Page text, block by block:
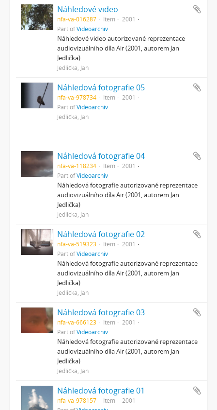
Náhledové video
nfa-va-016287 Item
2001
Part ofVideoarchiv
Náhledové video autorizované reprezentace
audiovizuálního díla Air (2001, autorem Jan
Jedlička)
Jedlička, Jan
Náhledová fotografie 05
nfa-va-978734 Item
2001
Part ofVideoarchiv
Jedlička, Jan
Náhledová fotografie 04
nfa-va-118234 Item
2001
Part ofVideoarchiv
Náhledová fotografie autorizované reprezentace
audiovizuálního díla Air (2001, autorem Jan
Jedlička)
Jedlička, Jan
Náhledová fotografie 02
nfa-va-519323 Item
2001
Part ofVideoarchiv
Náhledová fotografie autorizované reprezentace
audiovizuálního díla Air (2001, autorem Jan
Jedlička)
Jedlička, Jan
Náhledová fotografie 03
nfa-va-666123 Item
2001
Part ofVideoarchiv
Náhledová fotografie autorizované reprezentace
audiovizuálního díla Air (2001, autorem Jan
Jedlička)
Jedlička, Jan
Náhledová fotografie 01
nfa-va-978157 Item
2001